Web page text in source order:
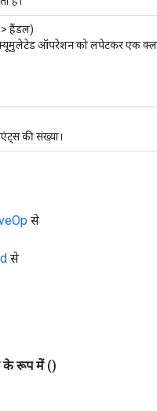
हैंडल)
ऑपरेशन को लपेटकर एक
की संख्या।
से
से
के रूप में ()